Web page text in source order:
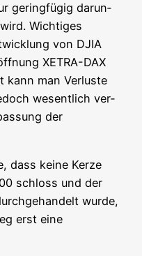
gering­fü­gig dar­un­
Wich­ti­ges
von DJIA
XETRA-DAX
kann man Ver­lus­te
wesent­lich ver­
der
dass kei­ne Ker­ze
schloss und der
wur­de,
erst eine